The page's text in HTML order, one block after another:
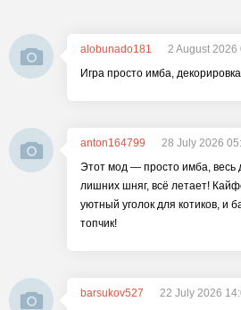
alobunado181
2 August 2026
Игра просто имба,
anton164799
28 July 2026
Этот мод — просто имба, весь
лишних шняг, всё летает!
уютный уголок для котиков, и
топчик!
barsukov527
22 July 2026